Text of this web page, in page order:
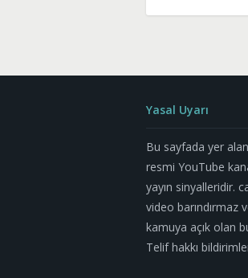
Yasal Uyarı
Bu sayfada yer
resmi YouTube
yayın sinyalleridir.
video barındırmaz
kamuya açık olan
Telif hakkı